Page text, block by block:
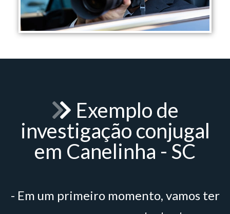
Exemplo de
investigação conjugal
em Canelinha - SC
- Em um primeiro momento, vamos ter